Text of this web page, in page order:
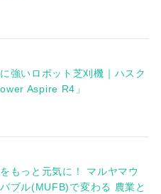
強いロボット芝刈機｜ハスク
Aspire R4」
もっと元気に！ マルヤマウ
ブル(MUFB)で変わる 農業と